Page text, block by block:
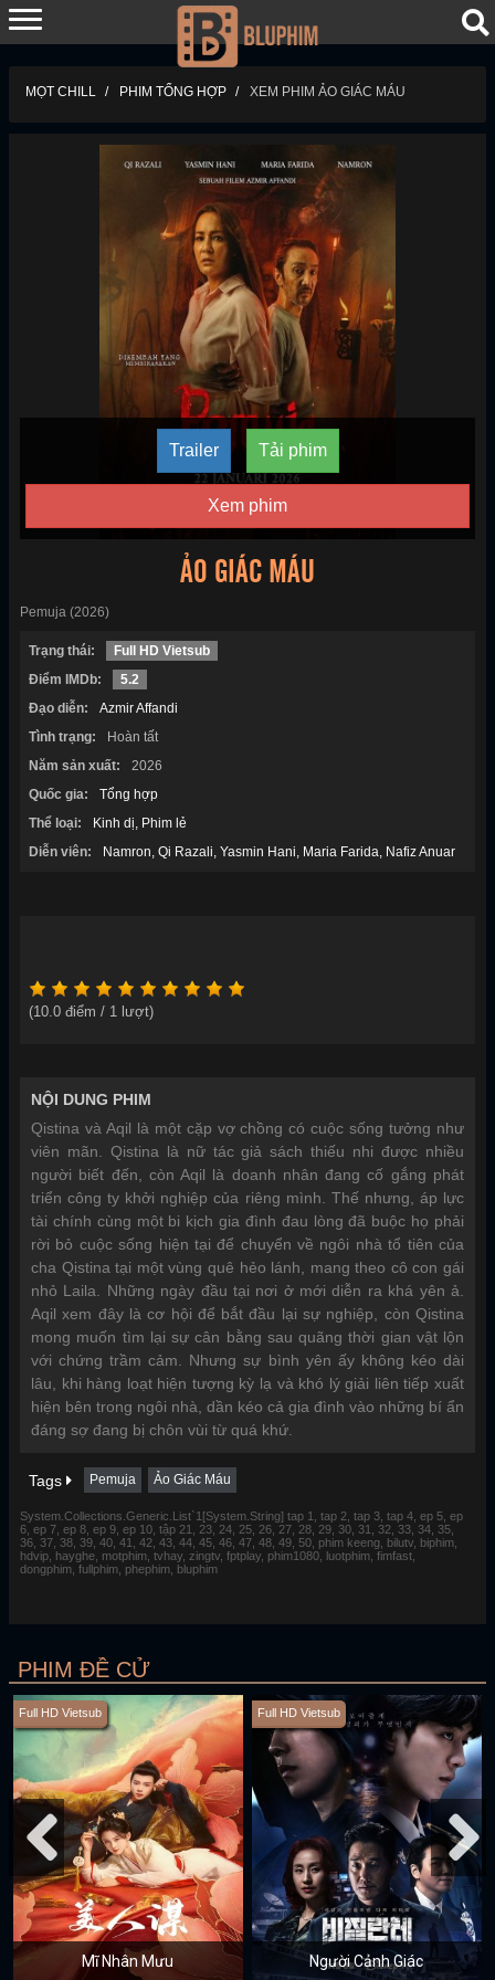
MỌT CHILL PHIM TỔNG HỢP XEM PHIM ẢO GIÁC MÁU
Trailer Tải phim
Xem phim
ẢO GIÁC MÁU
Pemuja (2026)
Trạng thái:
Full HD Vietsub
Điểm IMDb:
5.2
Đạo diễn:
Azmir Affandi
Tình trạng:
Hoàn tất
Năm sản xuất:
2026
Quốc gia:
Tổng hợp
Thể loại:
Kinh dị
Phim lẻ
Diễn viên:
Namron Qi Razali Yasmin Hani Maria Farida Nafiz Anuar
(10.0 điểm / 1 lượt)
NỘI DUNG PHIM
Qistina và Aqil là một cặp vợ chồng có cuộc sống tưởng như
viên mãn. Qistina là nữ tác giả sách thiếu nhi được nhiều
người biết đến, còn Aqil là doanh nhân đang cố gắng phát
triển công ty khởi nghiệp của riêng mình. Thế nhưng, áp lực
tài chính cùng một bi kịch gia đình đau lòng đã buộc họ phải
rời bỏ cuộc sống hiện tại để chuyển về ngôi nhà tổ tiên của
cha Qistina tại một vùng quê hẻo lánh, mang theo cô con gái
nhỏ Laila. Những ngày đầu tại nơi ở mới diễn ra khá yên ả.
Aqil xem đây là cơ hội để bắt đầu lại sự nghiệp, còn Qistina
mong muốn tìm lại sự cân bằng sau quãng thời gian vật lộn
với chứng trầm cảm. Nhưng sự bình yên ấy không kéo dài
lâu, khi hàng loạt hiện tượng kỳ lạ và khó lý giải liên tiếp xuất
hiện bên trong ngôi nhà, dần kéo cả gia đình vào những bí ẩn
đáng sợ đang bị chôn vùi từ quá khứ.
Tags Pemuja Ảo Giác Máu
System.Collections.Generic.List`1[System.String] tap 1, tap 2, tap 3, tap 4, ep 5, ep
6, ep 7, ep 8, ep 9, ep 10, tập 21, 23, 24, 25, 26, 27, 28, 29, 30, 31, 32, 33, 34, 35,
36, 37, 38, 39, 40, 41, 42, 43, 44, 45, 46, 47, 48, 49, 50, phim keeng, bilutv, biphim,
hdvip, hayghe, motphim, tvhay, zingtv, fptplay, phim1080, luotphim, fimfast,
dongphim, fullphim, phephim, bluphim
PHIM ĐỀ CỬ
Full HD Vietsub
Mĩ Nhân Mưu
Full HD Vietsub
Người Cảnh Giác